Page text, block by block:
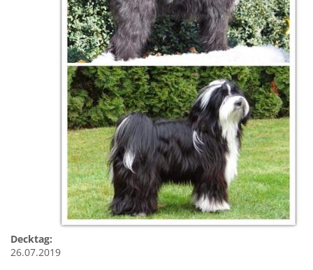
Decktag:
26.07.2019